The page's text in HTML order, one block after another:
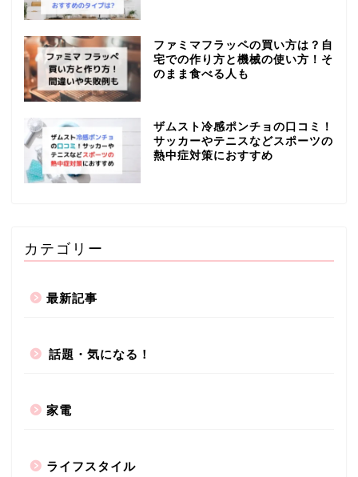
ファミマフラッペの買い方は？自
宅での作り方と機械の使い方！そ
のまま食べる人も
ザムスト冷感ポンチョの口コミ！
サッカーやテニスなどスポーツの
熱中症対策におすすめ
カテゴリー
最新記事
話題・気になる！
家電
ライフスタイル